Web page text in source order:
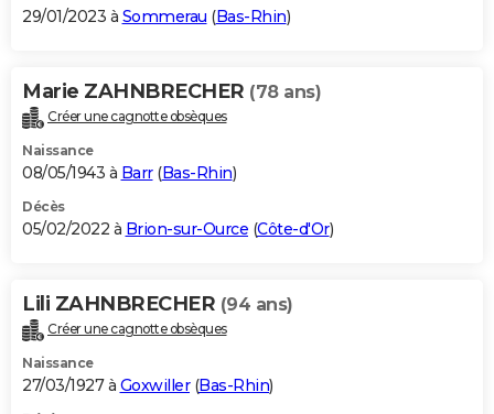
29/01/2023 à Sommerau (Bas-Rhin)
Marie ZAHNBRECHER (78 ans)
Créer une cagnotte obsèques
Naissance
08/05/1943 à Barr(Bas-Rhin)
Décès
05/02/2022 à Brion-sur-Ource (Côte-d'Or)
Lili ZAHNBRECHER (94 ans)
Créer une cagnotte obsèques
Naissance
27/03/1927 à Goxwiller(Bas-Rhin)